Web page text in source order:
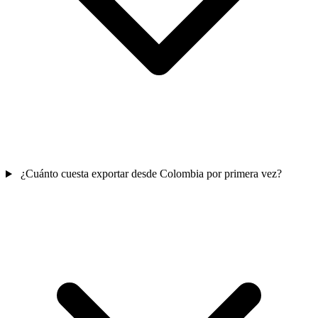
¿Cuánto cuesta exportar desde Colombia por primera vez?